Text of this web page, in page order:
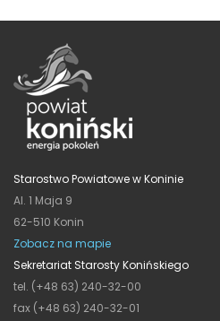
Starostwo Powiatowe w Koninie
Al. 1 Maja 9
62-510 Konin
Zobacz na mapie
Sekretariat Starosty Konińskiego
tel. (+48 63) 240-32-00
fax (+48 63) 240-32-01